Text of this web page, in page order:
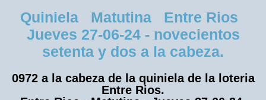
Quiniela Matutina Entre Rios
Jueves 27-06-24 - novecientos
setenta y dos a la cabeza.
0972 a la cabeza de la quiniela de la loteria
Entre Rios.